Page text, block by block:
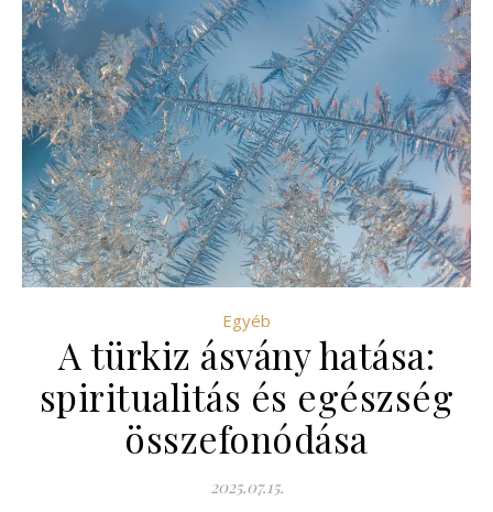
Egyéb
A türkiz ásvány hatása:
spiritualitás és egészség
összefonódása
2025.07.15.